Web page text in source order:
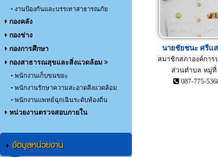
• งานป้องกันและบรรเทาสาธารณภัย
กองคลัง
กองช่าง
กองการศึกษา
กองสาธารณสุขและสิ่งแวดล้อม
• พนักงานเก็บขนขยะ
• พนักงานรักษาความสะอาดสิ่งแวดล้อม
• พนักงานแพทย์ฉุกเฉินระดับท้องถิ่น
หน่วยงานตรวจสอบภายใน
ข้อมูลหน่วยงาน
นายชัยชนะ ศรีแ
สมาชิกสภาองค์การ
ส่วนตำบล หมู่ที่
087-775-